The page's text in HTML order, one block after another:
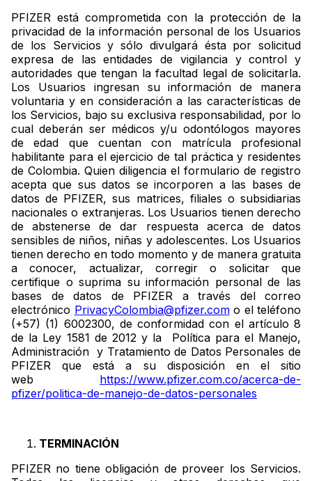
PFIZER está comprometida con la protección de la
privacidad de la información personal de los Usuarios
de los Servicios y sólo divulgará ésta por solicitud
expresa de las entidades de vigilancia y control y
autoridades que tengan la facultad legal de solicitarla.
Los Usuarios ingresan su información de manera
voluntaria y en consideración a las características de
los Servicios, bajo su exclusiva responsabilidad, por lo
cual deberán ser médicos y/u odontólogos mayores
de edad que cuentan con matrícula profesional
habilitante para el ejercicio de tal práctica y residentes
de Colombia. Quien diligencia el formulario de registro
acepta que sus datos se incorporen a las bases de
datos de PFIZER, sus matrices, filiales o subsidiarias
nacionales o extranjeras. Los Usuarios tienen derecho
de abstenerse de dar respuesta acerca de datos
sensibles de niños, niñas y adolescentes. Los Usuarios
tienen derecho en todo momento y de manera gratuita
a conocer, actualizar, corregir o solicitar que
certifique o suprima su información personal de las
bases de datos de PFIZER a través del correo
electrónico PrivacyColombia@pfizer.como el teléfono
(+57) (1) 6002300, de conformidad con el artículo 8
de la Ley 1581 de 2012 y la Política para el Manejo,
Administración y Tratamiento de Datos Personales de
PFIZER que está a su disposición en el sitio
web https://www.pfizer.com.co/acerca-de-
pfizer/politica-de-manejo-de-datos-personales
TERMINACIÓN
PFIZER no tiene obligación de proveer los Servicios.